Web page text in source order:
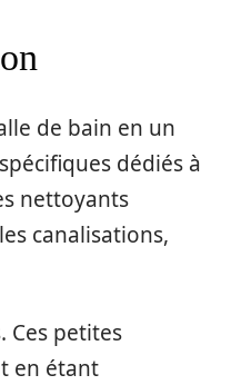
de bain en un
spécifiques dédiés à
nettoyants
canalisations,
Ces petites
en étant